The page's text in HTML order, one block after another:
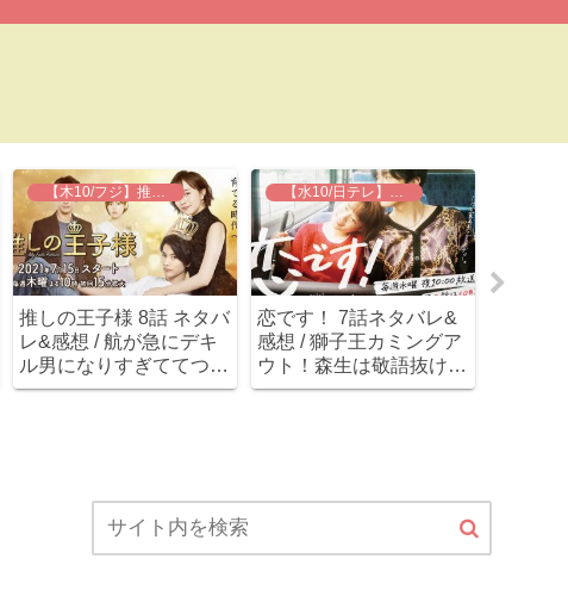
【木10/フジ】推しの王子様
推しの王子様 8話 ネタバ
レ&感想 / 航が急にデキ
ル男になりすぎててつい
ていけないぞ。
【水10/日テレ】恋です！
恋です！ 7話ネタバレ&
感想 / 獅子王カミングア
ウト！森生は敬語抜けな
いうちに強力ライバル出